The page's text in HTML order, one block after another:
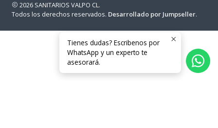
2026 SANITARIOS VALPO CL.
Todos los derechos reservados. Desarrollado por Jumpseller.
Tienes dudas? Escribenos por
WhatsApp y un experto te
asesorará.